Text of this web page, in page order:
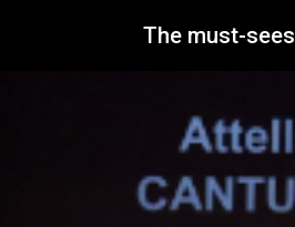
The must-sees